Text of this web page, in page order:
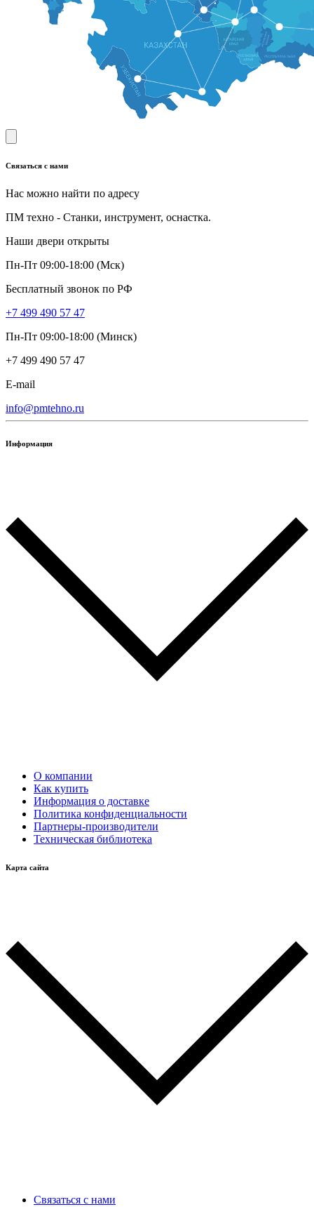
Связаться с нами
Нас можно найти по адресу
ПМ техно - Станки, инструмент, оснастка.
Наши двери открыты
Пн-Пт 09:00-18:00 (Мск)
Бесплатный звонок по РФ
+7 499 490 57 47
Пн-Пт 09:00-18:00 (Минск)
+7 499 490 57 47
E-mail
info@pmtehno.ru
Информация
О компании
Как купить
Информация о доставке
Политика конфиденциальности
Партнеры-производители
Техническая библиотека
Карта сайта
Связаться с нами